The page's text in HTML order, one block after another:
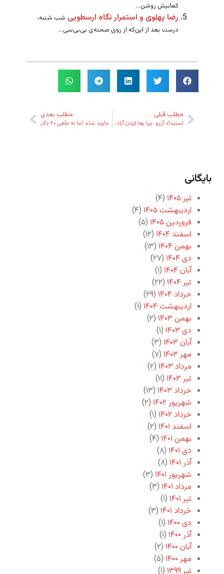
کمابیش روشن...
رضا پهلوی و استمرار نگاه ارسطویی شب شنبه،
درست بعد از این‌که از روی صحنه‌ی بی‌بی‌سی...
مطلب قبلی
استبداد آرزو: چرا رها کردن آزادمان می‌کند؟
مطلب بعدی
جاوید شاه، اما نه ماهی ۲۰ دلار
بایگانی
تیر ۱۴۰۵
(۴)
اردیبهشت ۱۴۰۵
(۴)
فروردین ۱۴۰۵
(۵)
اسفند ۱۴۰۴
(۱۲)
بهمن ۱۴۰۴
(۱۳)
دی ۱۴۰۴
(۲۷)
آبان ۱۴۰۴
(۱)
تیر ۱۴۰۴
(۲۲)
خرداد ۱۴۰۴
(۲۹)
اردیبهشت ۱۴۰۴
(۱)
بهمن ۱۴۰۳
(۲)
دی ۱۴۰۳
(۱)
آبان ۱۴۰۳
(۳)
مهر ۱۴۰۳
(۷)
مرداد ۱۴۰۳
(۲)
تیر ۱۴۰۳
(۱۱)
خرداد ۱۴۰۳
(۱۳)
شهریور ۱۴۰۲
(۲)
خرداد ۱۴۰۲
(۱)
اسفند ۱۴۰۱
(۲)
بهمن ۱۴۰۱
(۴)
دی ۱۴۰۱
(۸)
آذر ۱۴۰۱
(۸)
شهریور ۱۴۰۱
(۳)
مرداد ۱۴۰۱
(۳)
تیر ۱۴۰۱
(۱)
خرداد ۱۴۰۱
(۳)
دی ۱۴۰۰
(۱)
آذر ۱۴۰۰
(۱)
آبان ۱۴۰۰
(۲)
مهر ۱۴۰۰
(۵)
تیر ۱۳۹۹
(۱)